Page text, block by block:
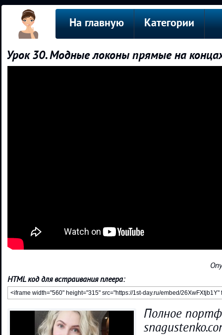
На главную Категории
Урок 30. Модные локоны прямые на
HTML код для встраивания плеера:
Полное